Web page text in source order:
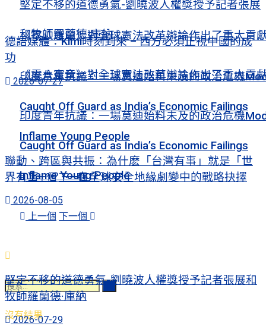
《零八憲章》對全球憲法改革辯論作出了重大貢
印度青年抗議：一場莫迪始料未及的政治危機
Caught Off Guard as India’s Economic Failings
Inflame Young People
上一個 下一個
堅定不移的道德勇氣-劉曉波人權獎授予記者張展
和牧師羅蘭德·庫納
《零八憲章》對全球憲法改革辯論作出了重大貢
印度青年抗議：一場莫迪始料未及的政治危機
Caught Off Guard as India’s Economic Failings
Inflame Young People
上一個 下一個
沒有結果
德語媒體：Kimi時刻到來 – 西方必須正視中國的成
功
2026-07-27
聯動、跨區與共振：為什麽「台灣有事」就是「世
界有事」？——在全球安全地緣劇變中的戰略抉擇
2026-08-05
堅定不移的道德勇氣-劉曉波人權獎授予記者張展和
牧師羅蘭德·庫納
2026-07-29